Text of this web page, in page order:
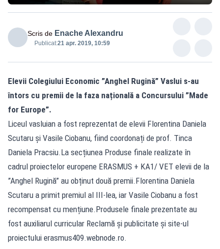
Scris de Enache Alexandru
Publicat:21 apr. 2019, 10:59
Elevii Colegiului Economic ”Anghel Rugină” Vaslui s-au
întors cu premii de la faza națională a Concursului ”Made
for Europe”.
Liceul vasluian a fost reprezentat de elevii Florentina Daniela
Scutaru și Vasile Ciobanu, fiind coordonați de prof. Tinca
Daniela Pracsiu.La secțiunea Produse finale realizate în
cadrul proiectelor europene ERASMUS + KA1/ VET elevii de la
”Anghel Rugină” au obținut două premii.Florentina Daniela
Scutaru a primit premiul al III-lea, iar Vasile Ciobanu a fost
recompensat cu mențiune.Produsele finale prezentate au
fost auxiliarul curricular Reclamă și publicitate și site-ul
proiectului erasmus409.webnode.ro.